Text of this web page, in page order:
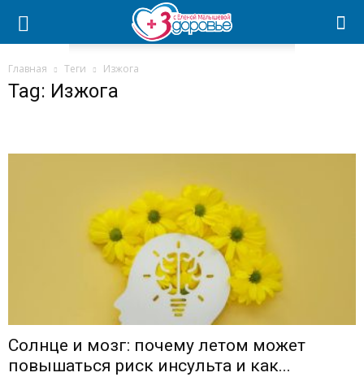
Главная Теги Изжога
Tag: Изжога
Солнце и мозг: почему летом может
повышаться риск инсульта и как...